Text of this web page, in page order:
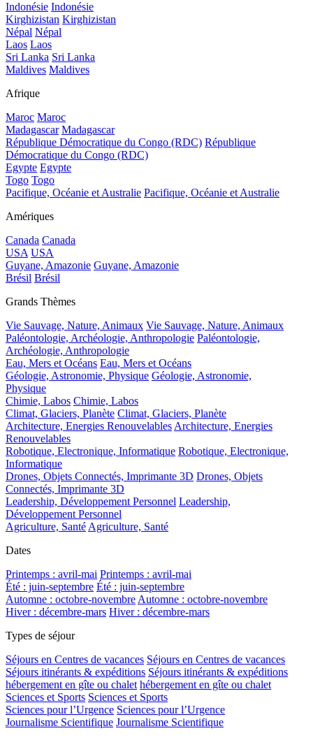
Indonésie Indonésie
Kirghizistan Kirghizistan
Népal Népal
Laos Laos
Sri Lanka Sri Lanka
Maldives Maldives
Afrique
Maroc Maroc
Madagascar Madagascar
République Démocratique du Congo (RDC) République
Démocratique du Congo (RDC)
Egypte Egypte
Togo Togo
Pacifique, Océanie et Australie Pacifique, Océanie et Australie
Amériques
Canada Canada
USA USA
Guyane, Amazonie Guyane, Amazonie
Brésil Brésil
Grands Thèmes
Vie Sauvage, Nature, Animaux Vie Sauvage, Nature, Animaux
Paléontologie, Archéologie, Anthropologie Paléontologie,
Archéologie, Anthropologie
Eau, Mers et Océans Eau, Mers et Océans
Géologie, Astronomie, Physique Géologie, Astronomie,
Physique
Chimie, Labos Chimie, Labos
Climat, Glaciers, Planète Climat, Glaciers, Planète
Architecture, Energies RenouvelablesArchitecture, Energies
Renouvelables
Robotique, Electronique, Informatique Robotique, Electronique,
Informatique
Drones, Objets Connectés, Imprimante 3D Drones, Objets
Connectés, Imprimante 3D
Leadership, Développement Personnel Leadership,
Développement Personnel
Agriculture, SantéAgriculture, Santé
Dates
Printemps : avril-mai Printemps : avril-mai
Été : juin-septembre Été : juin-septembre
Automne : octobre-novembreAutomne : octobre-novembre
Hiver : décembre-mars Hiver : décembre-mars
Types de séjour
Séjours en Centres de vacances Séjours en Centres de vacances
Séjours itinérants & expéditions Séjours itinérants & expéditions
hébergement en gîte ou chalet hébergement en gîte ou chalet
Sciences et Sports Sciences et Sports
Sciences pour l’Urgence Sciences pour l’Urgence
Journalisme Scientifique Journalisme Scientifique